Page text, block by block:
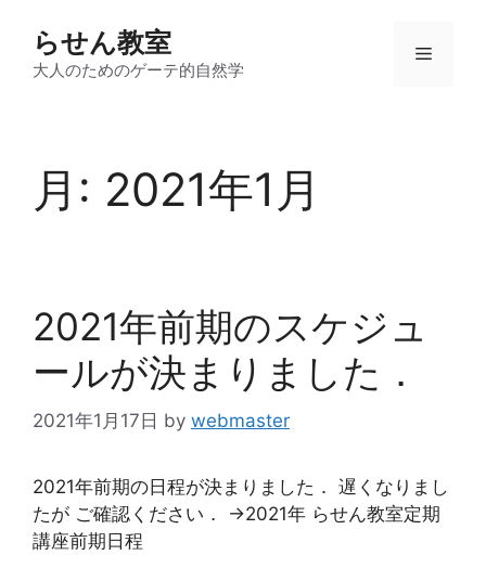
らせん教室
大人のためのゲーテ的自然学
メ
月: 2021年1月
2021年前期のスケジュ
ールが決まりました．
2021年1月17日 by webmaster
2021年前期の日程が決まりました． 遅くなりまし
たが ご確認ください． →2021年 らせん教室定期
講座前期日程